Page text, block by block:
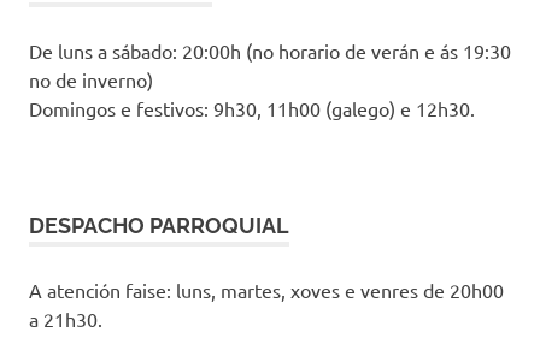
De luns a sábado: 20:00h (no horario de verán e ás 19:30
no de inverno)
Domingos e festivos: 9h30, 11h00 (galego) e 12h30.
DESPACHO PARROQUIAL
A atención faise: luns, martes, xoves e venres de 20h00
a 21h30.